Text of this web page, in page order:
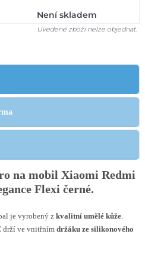
Není skladem
Uvedené zboží nelze objednat.
na mobil Xiaomi Redmi
Flexi černé.
je vyrobený z kvalitní umělé kůže.
drží ve vnitřnímdržáku ze silikonového